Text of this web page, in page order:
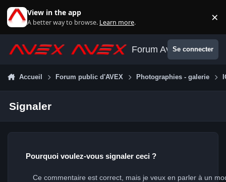
View in the app
A better way to browse. Learn more. ×
Forum AvexSe connecter
Accueil Forum public d'AVEX Photographies - galerie
Signaler
Pourquoi voulez-vous signaler ceci ?